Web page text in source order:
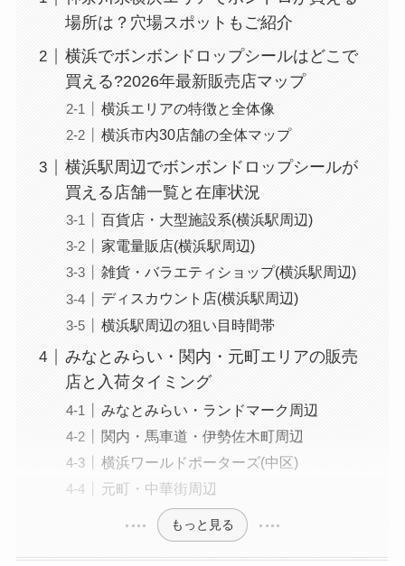
場所は？穴場スポットもご紹介
横浜でボンボンドロップシールはどこで
買える?2026年最新販売店マップ
横浜エリアの特徴と全体像
横浜市内30店舗の全体マップ
横浜駅周辺でボンボンドロップシールが
買える店舗一覧と在庫状況
百貨店・大型施設系(横浜駅周辺)
家電量販店(横浜駅周辺)
雑貨・バラエティショップ(横浜駅周辺)
ディスカウント店(横浜駅周辺)
横浜駅周辺の狙い目時間帯
みなとみらい・関内・元町エリアの販売
店と入荷タイミング
みなとみらい・ランドマーク周辺
関内・馬車道・伊勢佐木町周辺
横浜ワールドポーターズ(中区)
元町・中華街周辺
もっと見る